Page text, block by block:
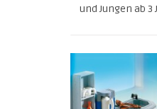
und Jungen ab 3